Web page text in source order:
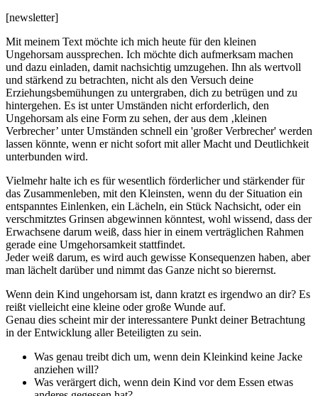
[newsletter]
Mit meinem Text möchte ich mich heute für den kleinen
Ungehorsam aussprechen. Ich möchte dich aufmerksam machen
und dazu einladen, damit nachsichtig umzugehen. Ihn als wertvoll
und stärkend zu betrachten, nicht als den Versuch deine
Erziehungsbemühungen zu untergraben, dich zu betrügen und zu
hintergehen. Es ist unter Umständen nicht erforderlich, den
Ungehorsam als eine Form zu sehen, der aus dem ‚kleinen
Verbrecher’ unter Umständen schnell ein 'großer Verbrecher' werden
lassen könnte, wenn er nicht sofort mit aller Macht und Deutlichkeit
unterbunden wird.
Vielmehr halte ich es für wesentlich förderlicher und stärkender für
das Zusammenleben, mit den Kleinsten, wenn du der Situation ein
entspanntes Einlenken, ein Lächeln, ein Stück Nachsicht, oder ein
verschmitztes Grinsen abgewinnen könntest, wohl wissend, dass der
Erwachsene darum weiß, dass hier in einem verträglichen Rahmen
gerade eine Umgehorsamkeit stattfindet.
Jeder weiß darum, es wird auch gewisse Konsequenzen haben, aber
man lächelt darüber und nimmt das Ganze nicht so bierernst.
Wenn dein Kind ungehorsam ist, dann kratzt es irgendwo an dir? Es
reißt vielleicht eine kleine oder große Wunde auf.
Genau dies scheint mir der interessantere Punkt deiner Betrachtung
in der Entwicklung aller Beteiligten zu sein.
Was genau treibt dich um, wenn dein Kleinkind keine Jacke
anziehen will?
Was verärgert dich, wenn dein Kind vor dem Essen etwas